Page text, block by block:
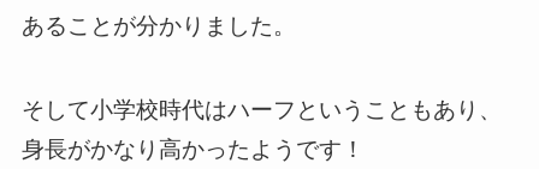
あることが分かりました。
そして小学校時代はハーフということもあり、
身長がかなり高かったようです！